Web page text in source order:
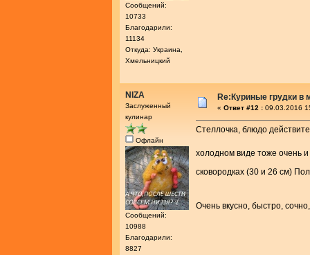
Сообщений:
10733
Благодарили:
11134
Откуда: Украина,
Хмельницкий
NIZA
Заслуженный
кулинар
Офлайн
Сообщений:
10988
Благодарили:
8827
Re:Куриные грудки в
« Ответ #12 : 09.03.2016
Стеллочка, блюдо
холодном виде тоже очень
сковородках (30 и 26 см)
Очень вкусно, быстро,